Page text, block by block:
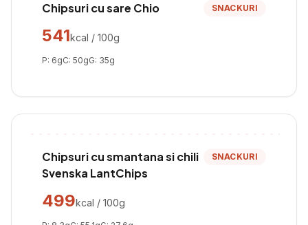
Chipsuri cu sare Chio SNACKURI
541kcal / 100g
P: 6gC: 50gG: 35g
Chipsuri cu smantana si chili
Svenska LantChips
SNACKURI
499kcal / 100g